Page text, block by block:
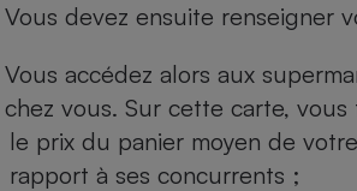
Vous devez ensuite renseigner
Vous accédez alors aux
chez vous. Sur cette carte, vous
le prix du panier moyen de
rapport à ses concurrents ;